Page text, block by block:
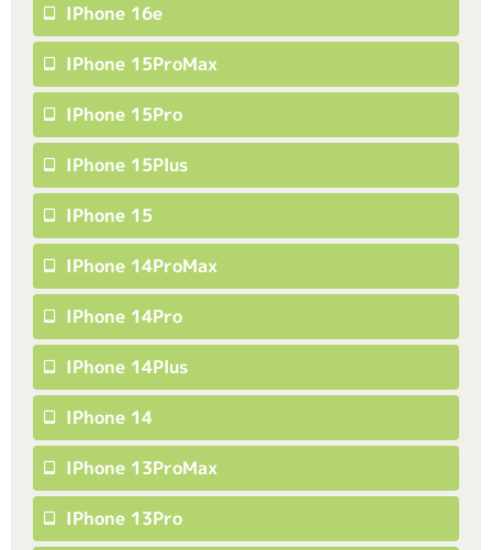
IPhone 16e
IPhone 15ProMax
IPhone 15Pro
IPhone 15Plus
IPhone 15
IPhone 14ProMax
IPhone 14Pro
IPhone 14Plus
IPhone 14
IPhone 13ProMax
IPhone 13Pro